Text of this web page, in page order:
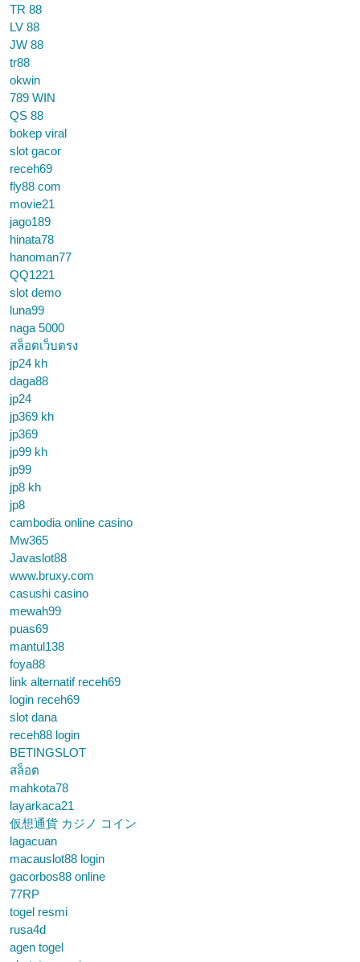
TR 88
LV 88
JW 88
tr88
okwin
789 WIN
QS 88
bokep viral
slot gacor
receh69
fly88 com
movie21
jago189
hinata78
hanoman77
QQ1221
slot demo
luna99
naga 5000
สล็อตเว็บตรง
jp24 kh
daga88
jp24
jp369 kh
jp369
jp99 kh
jp99
jp8 kh
jp8
cambodia online casino
Mw365
Javaslot88
www.bruxy.com
casushi casino
mewah99
puas69
mantul138
foya88
link alternatif receh69
login receh69
slot dana
receh88 login
BETINGSLOT
สล็อต
mahkota78
layarkaca21
仮想通貨 カジノ コイン
lagacuan
macauslot88 login
gacorbos88 online
77RP
togel resmi
rusa4d
agen togel